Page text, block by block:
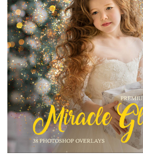
Entire Collection
(1783 Overlays)
Large 6000*4000px
Descarga gratis